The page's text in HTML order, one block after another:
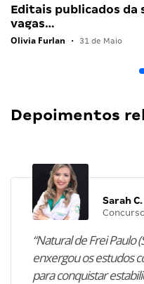
Editais publicados da
vagas…
Olivia Furlan • 31 de Maio
Depoimentos
Sarah C.
“Natural de Frei Paulo
enxergou os estudos
para conquistar